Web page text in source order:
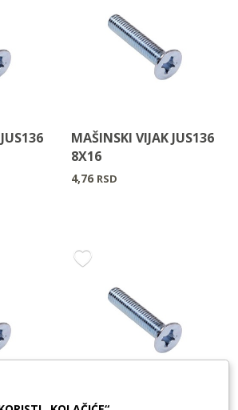
MAŠINSKI VIJAK JUS136
8X16
4,76 RSD